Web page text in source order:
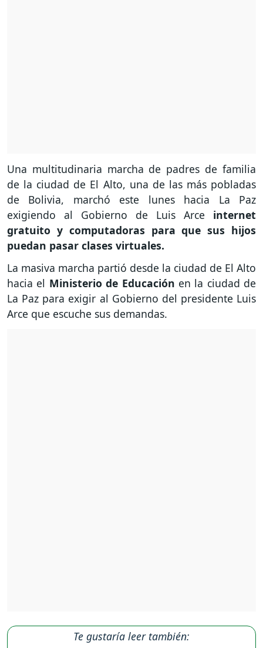
Una multitudinaria marcha de padres de familia
de la ciudad de El Alto, una de las más pobladas
de Bolivia, marchó este lunes hacia La Paz
exigiendo al Gobierno de Luis Arce internet
gratuito y computadoras para que sus hijos
puedan pasar clases virtuales.
La masiva marcha partió desde la ciudad de El Alto
hacia el Ministerio de Educación en la ciudad de
La Paz para exigir al Gobierno del presidente Luis
Arce que escuche sus demandas.
Te gustaría leer también: